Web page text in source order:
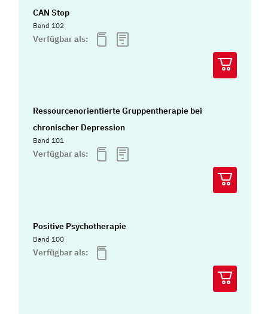
CAN Stop
Band 102
Verfügbar als:
Ressourcenorientierte Gruppentherapie bei
chronischer Depression
Band 101
Verfügbar als:
Positive Psychotherapie
Band 100
Verfügbar als: